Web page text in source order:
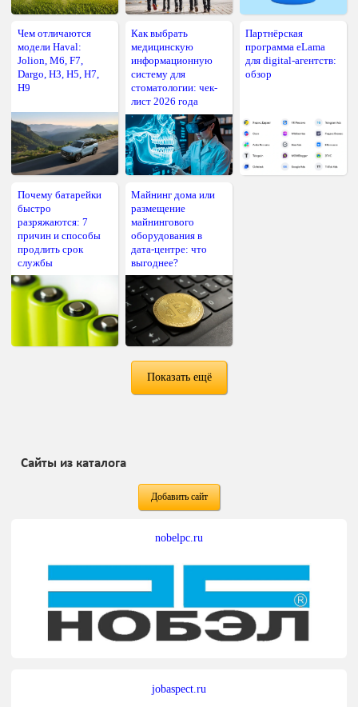
Чем отличаются
модели Haval:
Jolion, M6, F7,
Dargo, H3, H5, H7,
H9
Как выбрать
медицинскую
информационную
систему для
стоматологии: чек-
лист 2026 года
Партнёрская
программа eLama
для digital-агентств:
обзор
Почему батарейки
быстро
разряжаются: 7
причин и способы
продлить срок
службы
Майнинг дома или
размещение
майнингового
оборудования в
дата-центре: что
выгоднее?
Показать ещё
Сайты из каталога
Добавить сайт
nobelpc.ru
jobaspect.ru